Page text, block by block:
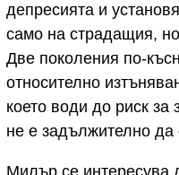
депресията и
само на страдащия,
Две поколения по-
относително
което води до риск за
не е задължително да